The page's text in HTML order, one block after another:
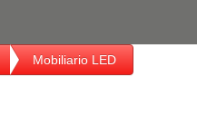
Mobiliario LED